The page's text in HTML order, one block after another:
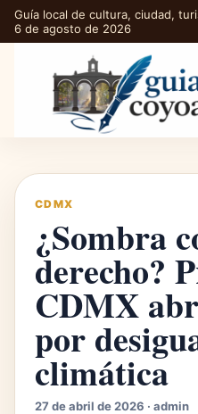
Guía local de cultura, ciudad,
6 de agosto de 2026
CDMX
¿Sombra
derecho?
CDMX
por
climática
27 de abril de 2026 · admin